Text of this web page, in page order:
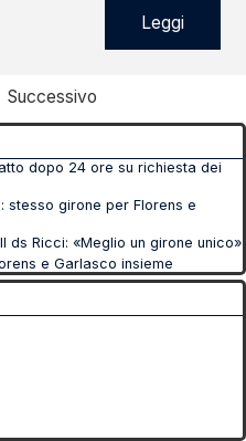
Leggi
a pagina:
Successivo
dopo 24 ore su richiesta dei
stesso girone per Florens e
ds Ricci: «Meglio un girone unico»
e Garlasco insieme